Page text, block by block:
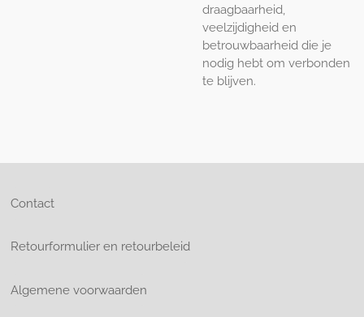
draagbaarheid,
veelzijdigheid en
betrouwbaarheid die je
nodig hebt om verbonden
te blijven.
Contact
Retourformulier en retourbeleid
Algemene voorwaarden